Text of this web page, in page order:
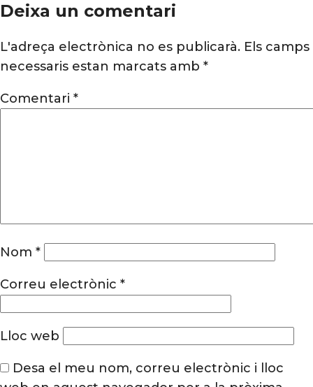
Deixa un comentari
L'adreça electrònica no es publicarà. Els camps
necessaris estan marcats amb *
Comentari *
Nom *
Correu electrònic *
Lloc web
Desa el meu nom, correu electrònic i lloc